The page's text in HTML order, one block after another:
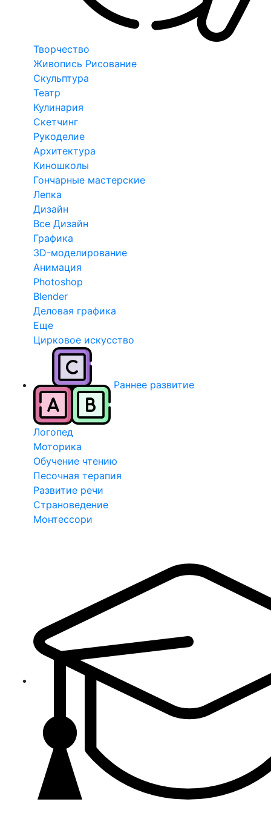
Творчество
Живопись Рисование
Скульптура
Театр
Кулинария
Скетчинг
Рукоделие
Архитектура
Киношколы
Гончарные мастерские
Лепка
Дизайн
Все Дизайн
Графика
3D-моделирование
Анимация
Photoshop
Blender
Деловая графика
Еще
Цирковое искусство
Раннее развитие
Логопед
Моторика
Обучение чтению
Песочная терапия
Развитие речи
Страноведение
Монтессори